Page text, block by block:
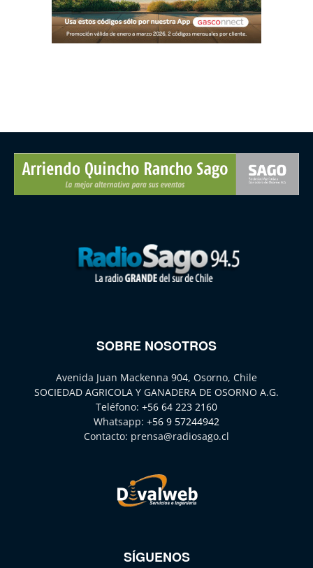
SOBRE NOSOTROS
Avenida Juan Mackenna 904, Osorno, Chile
SOCIEDAD AGRICOLA Y GANADERA DE OSORNO A.G.
Teléfono: +56 64 223 2160
Whatsapp: +56 9 57244942
Contacto: prensa@radiosago.cl
SÍGUENOS